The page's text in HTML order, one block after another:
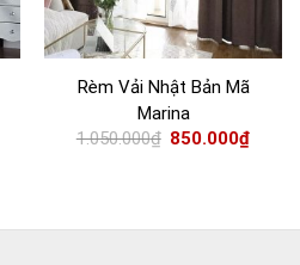
Rèm Vải Nhật Bản Mã
Marina
1.050.000₫ 850.000₫